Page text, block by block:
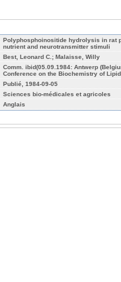
Polyphosphoinositide hydrolysis in rat
nutrient and neurotransmitter stimuli
Best, Leonard C.; Malaisse, Willy
Comm. ibid(05.09.1984: Antwerp
Conference on the Biochemistry of
Publié, 1984-09-05
Sciences bio-médicales et agricoles
Anglais